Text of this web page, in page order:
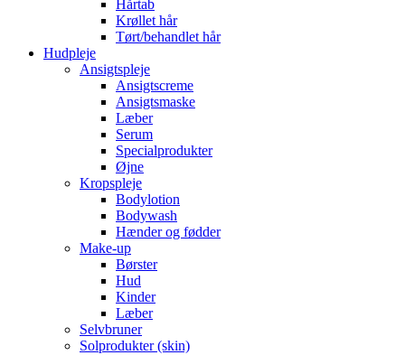
Hårtab
Krøllet hår
Tørt/behandlet hår
Hudpleje
Ansigtspleje
Ansigtscreme
Ansigtsmaske
Læber
Serum
Specialprodukter
Øjne
Kropspleje
Bodylotion
Bodywash
Hænder og fødder
Make-up
Børster
Hud
Kinder
Læber
Selvbruner
Solprodukter (skin)